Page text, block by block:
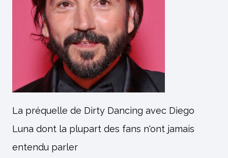
La préquelle de Dirty Dancing avec Diego
Luna dont la plupart des fans n'ont jamais
entendu parler